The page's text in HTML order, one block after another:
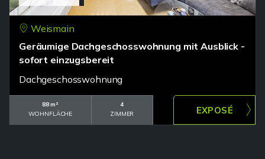
Weismain
Geräumige Dachgeschosswohnung mit Ausblick -
sofort einzugsbereit
Dachgeschosswohnung
88 m²
WOHNFLÄCHE
4
ZIMMER